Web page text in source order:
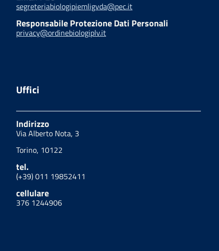
segreteriabiologipiemligvda@pec.it
Responsabile Protezione Dati Personali
privacy@ordinebiologiplv.it
Uffici
Indirizzo
Via Alberto Nota, 3
Torino, 10122
tel.
(+39) 011 19852411
cellulare
376 1244906